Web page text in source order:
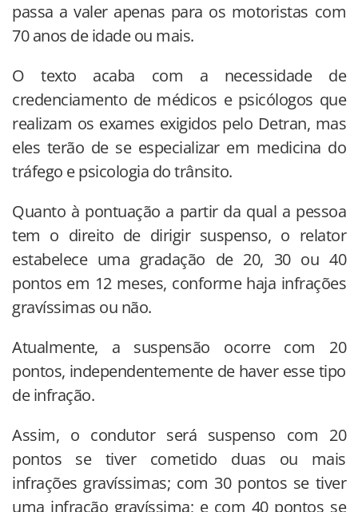
passa a valer apenas para os motoristas com
70 anos de idade ou mais.
O texto acaba com a necessidade de
credenciamento de médicos e psicólogos que
realizam os exames exigidos pelo Detran, mas
eles terão de se especializar em medicina do
tráfego e psicologia do trânsito.
Quanto à pontuação a partir da qual a pessoa
tem o direito de dirigir suspenso, o relator
estabelece uma gradação de 20, 30 ou 40
pontos em 12 meses, conforme haja infrações
gravíssimas ou não.
Atualmente, a suspensão ocorre com 20
pontos, independentemente de haver esse tipo
de infração.
Assim, o condutor será suspenso com 20
pontos se tiver cometido duas ou mais
infrações gravíssimas; com 30 pontos se tiver
uma infração gravíssima; e com 40 pontos se